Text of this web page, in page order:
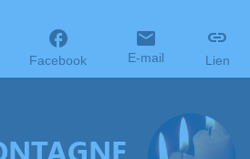
Facebook E-mail Lien